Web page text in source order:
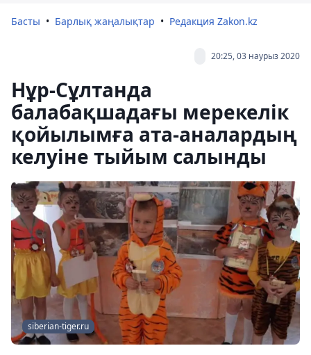
Басты Барлық жаңалықтар Редакция Zakon.kz
20:25, 03 наурыз 2020
Нұр-Сұлтанда
балабақшадағы мерекелік
қойылымға ата-аналардың
келуіне тыйым салынды
siberian-tiger.ru